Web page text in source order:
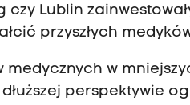
czy Lublin
przyszłych
medycznych w
perspektywie